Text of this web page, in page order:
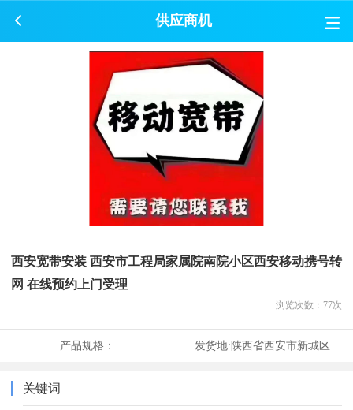
供应商机
西安宽带安装 西安市工程局家属院南院小区西安移动携号转
网 在线预约上门受理
浏览次数： 77次
产品规格： 发货地:陕西省西安市新城区
关键词